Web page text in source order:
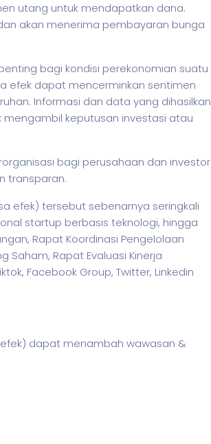
utang untuk mendapatkan dana.
akan menerima pembayaran bunga
bagi kondisi perekonomian suatu
efek dapat mencerminkan sentimen
Informasi dan data yang dihasilkan
keputusan investasi atau
bagi perusahaan dan investor
transparan.
efek) tersebut sebenarnya seringkali
startup berbasis teknologi, hingga
Rapat Koordinasi Pengelolaan
Saham, Rapat Evaluasi Kinerja
Facebook Group, Twitter, Linkedin
dapat menambah wawasan &